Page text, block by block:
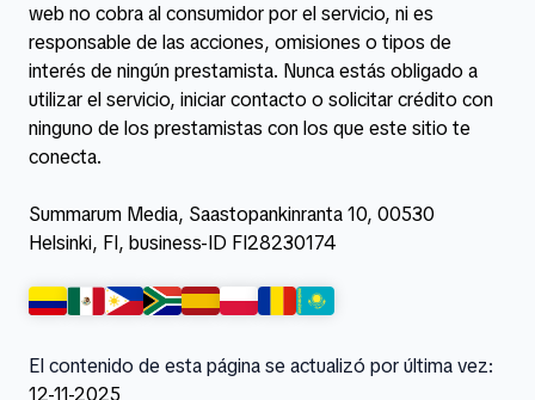
web no cobra al consumidor por el servicio, ni es
responsable de las acciones, omisiones o tipos de
interés de ningún prestamista. Nunca estás obligado a
utilizar el servicio, iniciar contacto o solicitar crédito con
ninguno de los prestamistas con los que este sitio te
conecta.
Summarum Media, Saastopankinranta 10, 00530
Helsinki, FI, business-ID FI28230174
El contenido de esta página se actualizó por última vez:
12-11-2025